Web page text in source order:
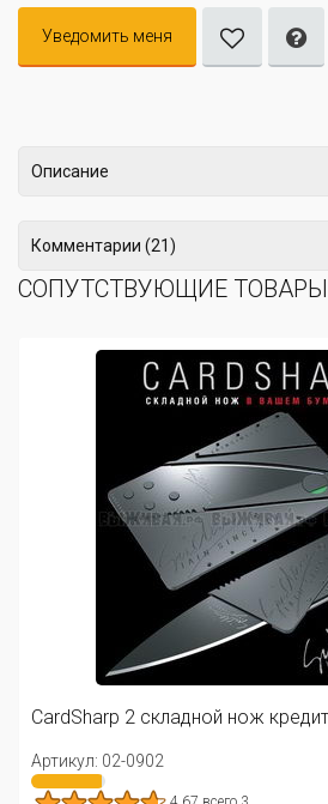
Уведомить меня
Описание
Комментарии (21)
СОПУТСТВУЮЩИЕ ТОВАРЫ
CardSharp 2 складной нож кредитка
Артикул: 02-0902